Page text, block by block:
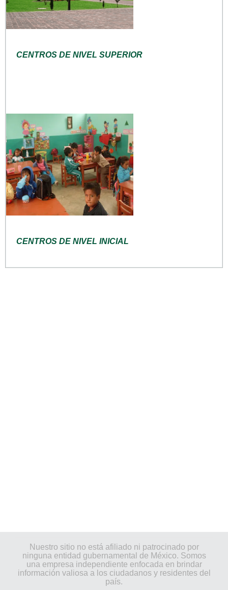
CENTROS DE NIVEL SUPERIOR
CENTROS DE NIVEL INICIAL
Nuestro sitio no está afiliado ni patrocinado por
ninguna entidad gubernamental de México. Somos
una empresa independiente enfocada en brindar
información valiosa a los ciudadanos y residentes del
país.